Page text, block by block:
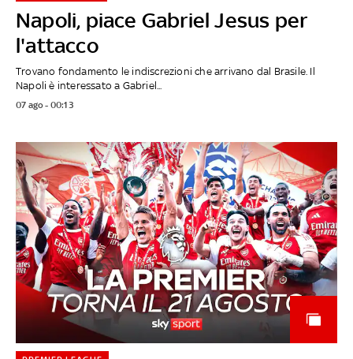
Napoli, piace Gabriel Jesus per
l'attacco
Trovano fondamento le indiscrezioni che arrivano dal Brasile. Il
Napoli è interessato a Gabriel...
07 ago - 00:13